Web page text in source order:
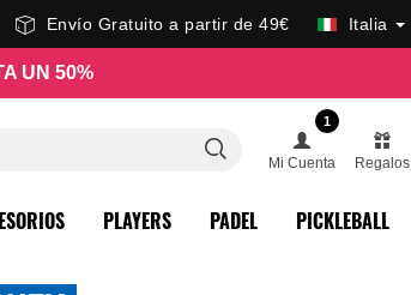
Envío Gratuito a partir de 49€ Italia
UN 50%
1
Mi Cuenta Regalos
PLAYERS PADEL PICKLEBALL